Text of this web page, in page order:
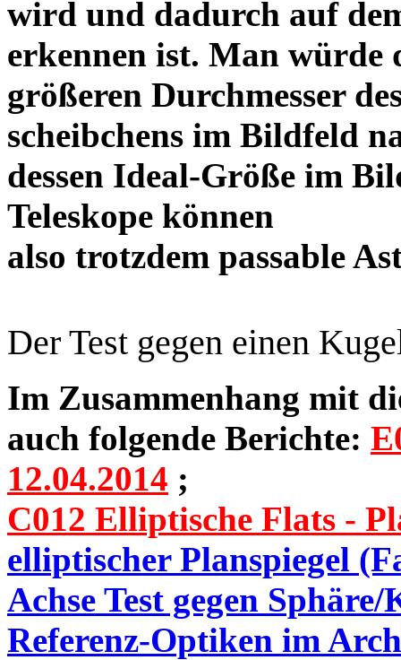
wird und dadurch auf
erkennen ist. Man würde
größeren Durchmesser
scheibchens im Bildfeld
dessen Ideal-Größe im
Teleskope können
also trotzdem
Der Test gegen einen
Im Zusammenhang mit
auch folgende Berichte:
12.04.2014 ;
C012 Elliptische Flats -
elliptischer Planspiegel
Achse Test gegen Sphäre/
Referenz-Optiken im